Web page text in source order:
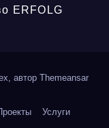
ERFOLG
автор Themeansar
Услуги